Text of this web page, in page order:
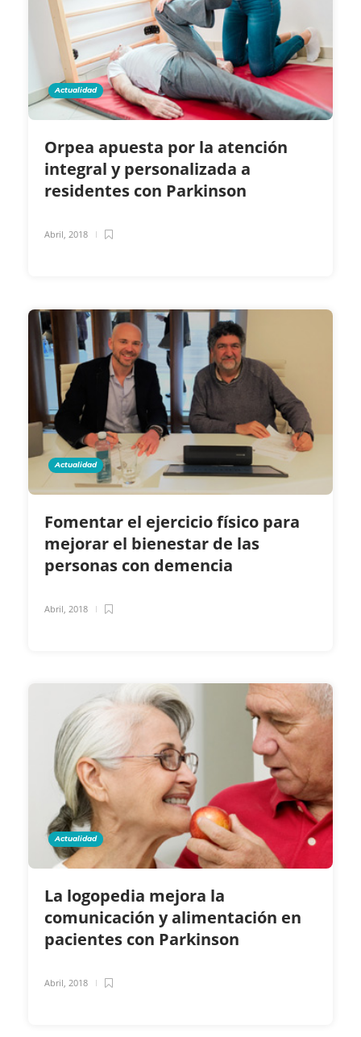
Actualidad
Orpea apuesta por la atención
integral y personalizada a
residentes con Parkinson
Abril, 2018
Actualidad
Fomentar el ejercicio físico para
mejorar el bienestar de las
personas con demencia
Abril, 2018
Actualidad
La logopedia mejora la
comunicación y alimentación en
pacientes con Parkinson
Abril, 2018